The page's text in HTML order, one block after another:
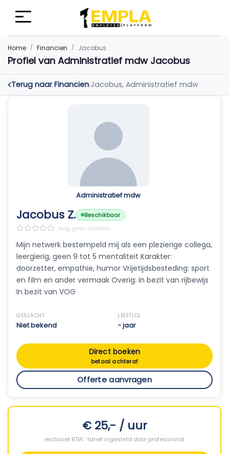
Home Financien Jacobus
Profiel van Administratief mdw Jacobus
Terug naar Financien|Jacobus, Administratief mdw
Administratief mdw
Jacobus Z.
Beschikbaar
Nog geen reviews
Mijn netwerk bestempeld mij als een plezierige collega,
leergierig, geen 9 tot 5 mentaliteit Karakter:
doorzetter, empathie, humor Vrijetijdsbesteding: sport
en film en ander vermaak Overig: in bezit van rijbewijs
In bezit van VOG
GESLACHT
Niet bekend
LEEFTIJD
- jaar
Direct boeken
betaal achteraf
Offerte aanvragen
€ 25,- / uur
exclusief BTW · tarief ingesteld door professional